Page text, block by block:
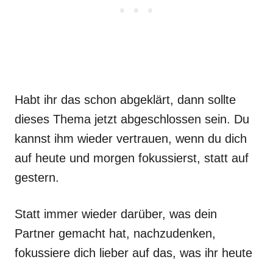
Habt ihr das schon abgeklärt, dann sollte
dieses Thema jetzt abgeschlossen sein. Du
kannst ihm wieder vertrauen, wenn du dich
auf heute und morgen fokussierst, statt auf
gestern.
Statt immer wieder darüber, was dein
Partner gemacht hat, nachzudenken,
fokussiere dich lieber auf das, was ihr heute